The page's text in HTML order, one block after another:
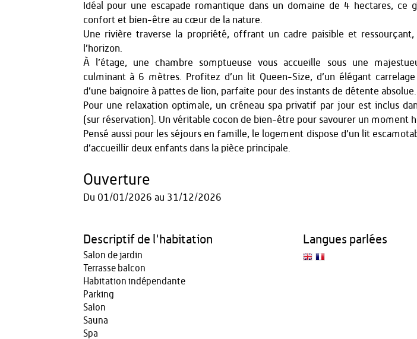
Idéal pour une escapade romantique dans un domaine de 4 hectares, ce
confort et bien-être au cœur de la nature.
Une rivière traverse la propriété, offrant un cadre paisible et ressourçant,
l’horizon.
À l’étage, une chambre somptueuse vous accueille sous une
culminant à 6 mètres. Profitez d’un lit Queen-Size, d’un élégant
d’une baignoire à pattes de lion, parfaite pour des instants de détente absolue.
Pour une relaxation optimale, un créneau spa privatif par jour est inclus
(sur réservation). Un véritable cocon de bien-être pour savourer un moment
Pensé aussi pour les séjours en famille, le logement dispose d’un lit
d’accueillir deux enfants dans la pièce principale.
Ouverture
Du 01/01/2026 au 31/12/2026
Descriptif de l'habitation
Salon de jardin
Terrasse balcon
Habitation indépendante
Parking
Salon
Sauna
Spa
Langues parlées